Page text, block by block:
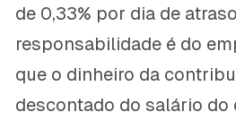
de 0,33% por dia de
responsabilidade é do
que o dinheiro da
descontado do salário do